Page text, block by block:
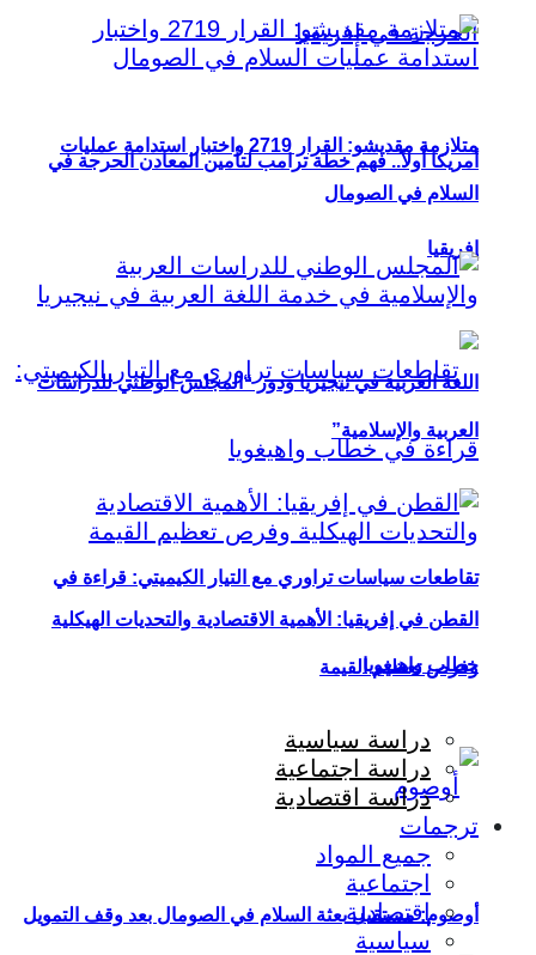
أمريكا أولاً.. فهم خطة ترامب لتأمين المعادن الحرجة في
إفريقيا
تقاطعات سياسات تراوري مع التيار الكيميتي: قراءة في
خطاب واهيغويا
أوصوم: مستقبل بعثة السلام في الصومال بعد وقف التمويل
متلازمة مقديشو: القرار 2719 واختبار استدامة عمليات
السلام في الصومال
اللغة العربية في نيجيريا ودور “المجلس الوطني للدراسات
العربية والإسلامية”
القطن في إفريقيا: الأهمية الاقتصادية والتحديات الهيكلية
وفرص تعظيم القيمة
دراسة سياسية
دراسة اجتماعية
دراسة اقتصادية
ترجمات
جميع المواد
اجتماعية
اقتصادية
سياسية